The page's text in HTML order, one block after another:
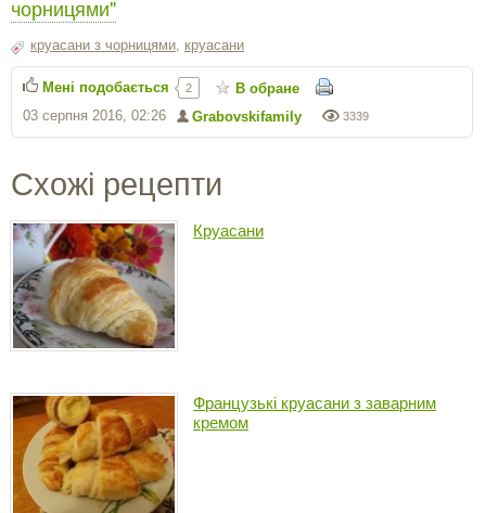
чорницями"
круасани з чорницями, круасани
3339
Grabovskifamily
03 серпня 2016, 02:26
Мені подобається 2 В обране
Схожі рецепти
Круасани
Французькі круасани з заварним
кремом